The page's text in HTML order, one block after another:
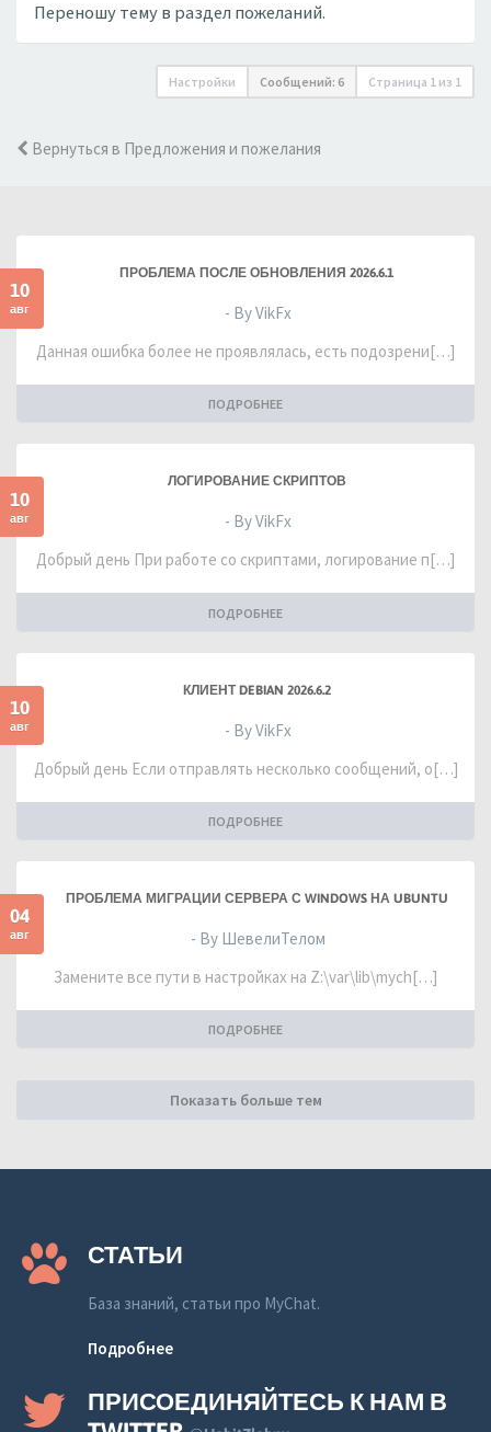
Переношу тему в раздел пожеланий.
Настройки Сообщений: 6 Страница 1 из 1
Вернуться в Предложения и пожелания
10
авг
ПРОБЛЕМА ПОСЛЕ ОБНОВЛЕНИЯ 2026.6.1
- By VikFx
Данная ошибка более не проявлялась, есть подозрени[…]
ПОДРОБНЕЕ
10
авг
ЛОГИРОВАНИЕ СКРИПТОВ
- By VikFx
Добрый день При работе со скриптами, логирование п[…]
ПОДРОБНЕЕ
10
авг
КЛИЕНТ DEBIAN 2026.6.2
- By VikFx
Добрый день Если отправлять несколько сообщений, о[…]
ПОДРОБНЕЕ
04
авг
ПРОБЛЕМА МИГРАЦИИ СЕРВЕРА С WINDOWS НА UBUNTU
- By ШевелиТелом
Замените все пути в настройках на Z:\var\lib\mych[…]
ПОДРОБНЕЕ
Показать больше тем
СТАТЬИ
База знаний, статьи про MyChat.
Подробнее
ПРИСОЕДИНЯЙТЕСЬ К НАМ В